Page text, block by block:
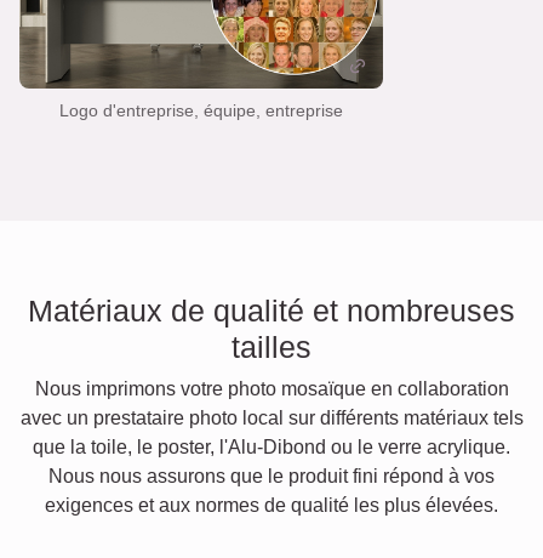
Logo d'entreprise, équipe, entreprise
Matériaux de qualité et nombreuses
tailles
Nous imprimons votre photo mosaïque en collaboration
avec un prestataire photo local sur différents matériaux tels
que la toile, le poster, l'Alu-Dibond ou le verre acrylique.
Nous nous assurons que le produit fini répond à vos
exigences et aux normes de qualité les plus élevées.